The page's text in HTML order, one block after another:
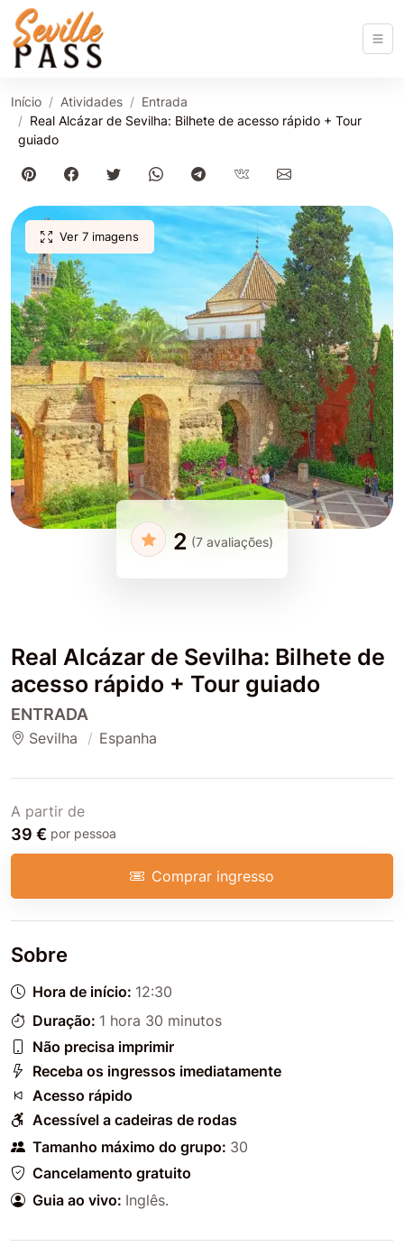
Início Atividades
Entrada
Real Alcázar de Sevilha: Bilhete de acesso rápido + Tour
guiado
Ver 7 imagens
2 (7 avaliações)
Real Alcázar de Sevilha: Bilhete de
acesso rápido + Tour guiado
ENTRADA
Sevilha Espanha
A partir de
39 € por pessoa
Comprar ingresso
Sobre
Hora de início: 12:30
Duração: 1 hora 30 minutos
Não precisa imprimir
Receba os ingressos imediatamente
Acesso rápido
Acessível a cadeiras de rodas
Tamanho máximo do grupo: 30
Cancelamento gratuito
Guia ao vivo: Inglês.